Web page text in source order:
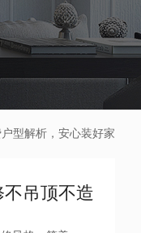
型解析，安心装好家
吊顶不造
约精致